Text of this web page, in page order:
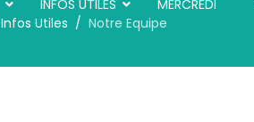
INFOS UTILES MERCREDI
Infos Utiles Notre Equipe